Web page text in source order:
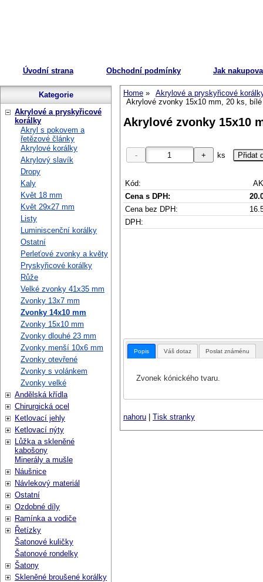
Úvodní strana Obchodní podmínky Jak
Home
Akrylové a pryskyřicové
Akrylové zvonky 15x10 mm, 20 ks, bílé
Akrylové zvonky 15x10
ks
Kód:
Cena s DPH:
Cena bez DPH:
DPH:
Popis Váš dotaz Poslat známénu
Zvonek kónického tvaru.
nahoru Tisk stranky
Kategorie
Akrylové a pryskyřicové
korálky
Akryl s pokovem a
řetězové články
Akrylové korálky
Akrylový slavík
Dropy
Kaly
Květ 18 mm
Květ 29x27 mm
Listy
Luminiscenční korálky
Ostatní
Perleťové zvonky a květy
Pryskyřicové korálky
Růže
Velké zvonky 41x35 mm
Zvonky 13x7 mm
Zvonky 14x10 mm
Zvonky 15x10 mm
Zvonky dlouhé 23 mm
Zvonky menší 10x6 mm
Zvonky otevřené
Zvonky s volánkem
Zvonky velké
Andělská křídla
Chirurgická ocel
Ketlovací jehly
Ketlovací nýty
Lůžka a skleněné
kabošony
Minerály a mušle
Náušnice
Návlekový materiál
Ostatní
Ozdobné díly
Ramínka a vodiče
Řetízky
Šatonové kuličky
Šatonové rondelky
Šatony
Skleněné broušené korálky